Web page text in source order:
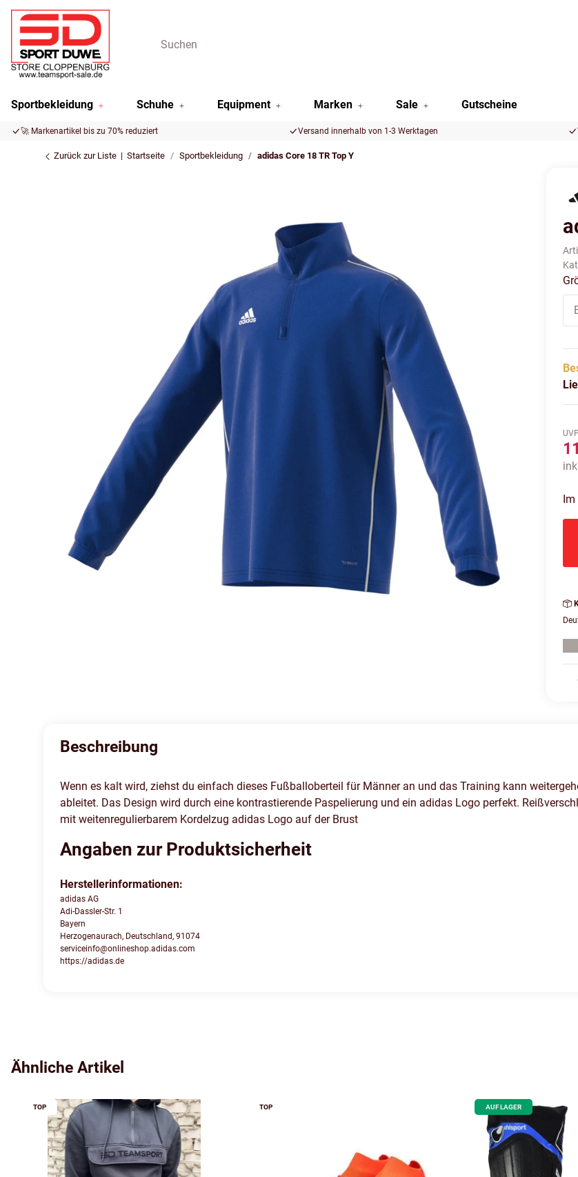
Sportbekleidung Schuhe Equipment Marken Sale Gutscheine
🚀 Markenartikel bis zu 70% reduziert Versand innerhalb von 1-3 Werktagen
Zurück zur Liste Startseite Sportbekleidung adidas Core 18 TR Top Y
Im
Beschreibung
Wenn es kalt wird, ziehst du einfach dieses Fußballoberteil für Männer an und das Training kann
ableitet. Das Design wird durch eine kontrastierende Paspelierung und ein adidas Logo perfekt.
mit weitenregulierbarem Kordelzug adidas Logo auf der Brust
Angaben zur Produktsicherheit
Herstellerinformationen:
adidas AG
Adi-Dassler-Str. 1
Bayern
Herzogenaurach, Deutschland, 91074
serviceinfo@onlineshop.adidas.com
https://adidas.de
Ähnliche Artikel
TOP TOP AUF LAGER